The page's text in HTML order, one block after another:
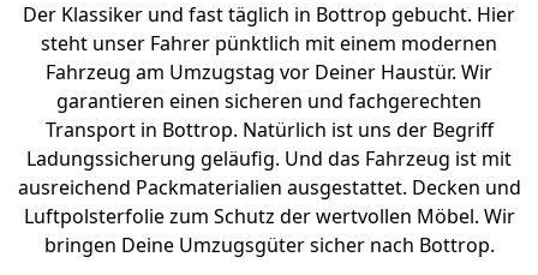
Der Klassiker und fast täglich in Bottrop gebucht. Hier
steht unser Fahrer pünktlich mit einem modernen
Fahrzeug am Umzugstag vor Deiner Haustür. Wir
garantieren einen sicheren und fachgerechten
Transport in Bottrop. Natürlich ist uns der Begriff
Ladungssicherung geläufig. Und das Fahrzeug ist mit
ausreichend Packmaterialien ausgestattet. Decken und
Luftpolsterfolie zum Schutz der wertvollen Möbel. Wir
bringen Deine Umzugsgüter sicher nach Bottrop.